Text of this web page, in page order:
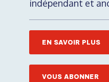
indépendant et
EN SAVOIR PLUS
VOUS ABONNER